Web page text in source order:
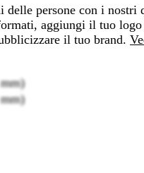
persone con i nostri
aggiungi il tuo
il tuo brand.